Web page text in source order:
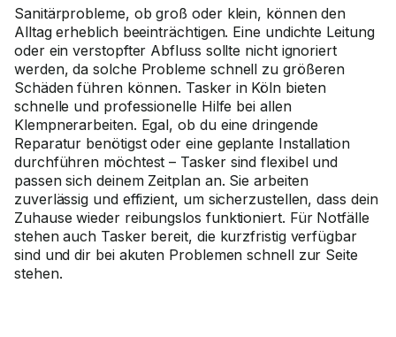
Sanitärprobleme, ob groß oder klein, können den
Alltag erheblich beeinträchtigen. Eine undichte Leitung
oder ein verstopfter Abfluss sollte nicht ignoriert
werden, da solche Probleme schnell zu größeren
Schäden führen können. Tasker in Köln bieten
schnelle und professionelle Hilfe bei allen
Klempnerarbeiten. Egal, ob du eine dringende
Reparatur benötigst oder eine geplante Installation
durchführen möchtest – Tasker sind flexibel und
passen sich deinem Zeitplan an. Sie arbeiten
zuverlässig und effizient, um sicherzustellen, dass dein
Zuhause wieder reibungslos funktioniert. Für Notfälle
stehen auch Tasker bereit, die kurzfristig verfügbar
sind und dir bei akuten Problemen schnell zur Seite
stehen.